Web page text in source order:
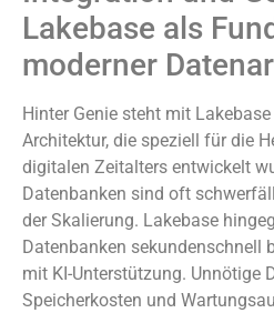
Lakebase als
moderner
Hinter Genie steht mit
Architektur, die speziell für die
digitalen Zeitalters entwickelt
Datenbanken sind oft
der Skalierung. Lakebase
Datenbanken sekundenschnell
mit KI-Unterstützung. Unnötige
Speicherkosten und